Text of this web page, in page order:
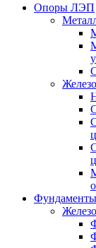
Опоры ЛЭП